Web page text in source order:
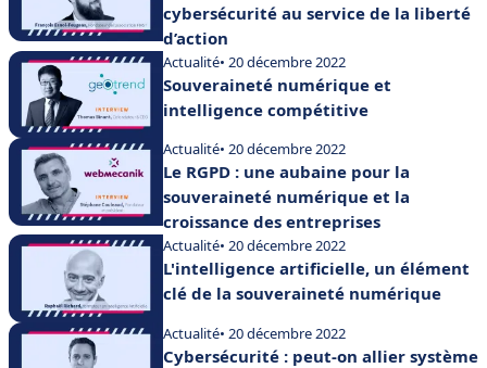
cybersécurité au service de la liberté
d’action
Actualité• 20 décembre 2022
Souveraineté numérique et
intelligence compétitive
Actualité• 20 décembre 2022
Le RGPD : une aubaine pour la
souveraineté numérique et la
croissance des entreprises
Actualité• 20 décembre 2022
L'intelligence artificielle, un élément
clé de la souveraineté numérique
Actualité• 20 décembre 2022
Cybersécurité : peut-on allier système